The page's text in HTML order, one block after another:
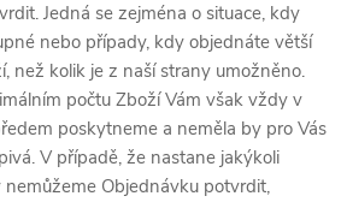
Jedná se zejména o situace, kdy
nebo případy, kdy objednáte větší
než kolik je z naší strany umožněno.
počtu Zboží Vám však vždy v
poskytneme a neměla by pro Vás
V případě, že nastane jakýkoli
Objednávku potvrdit,